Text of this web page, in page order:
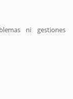
ni gestiones